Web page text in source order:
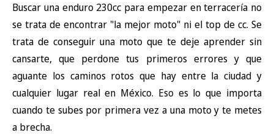
Buscar una enduro 230cc para empezar en terracería no
se trata de encontrar "la mejor moto" ni el top de cc. Se
trata de conseguir una moto que te deje aprender sin
cansarte, que perdone tus primeros errores y que
aguante los caminos rotos que hay entre la ciudad y
cualquier lugar real en México. Eso es lo que importa
cuando te subes por primera vez a una moto y te metes
a brecha.